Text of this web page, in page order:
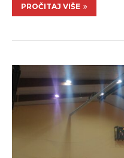
PROČITAJ VIŠE